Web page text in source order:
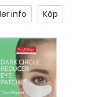
info Köp